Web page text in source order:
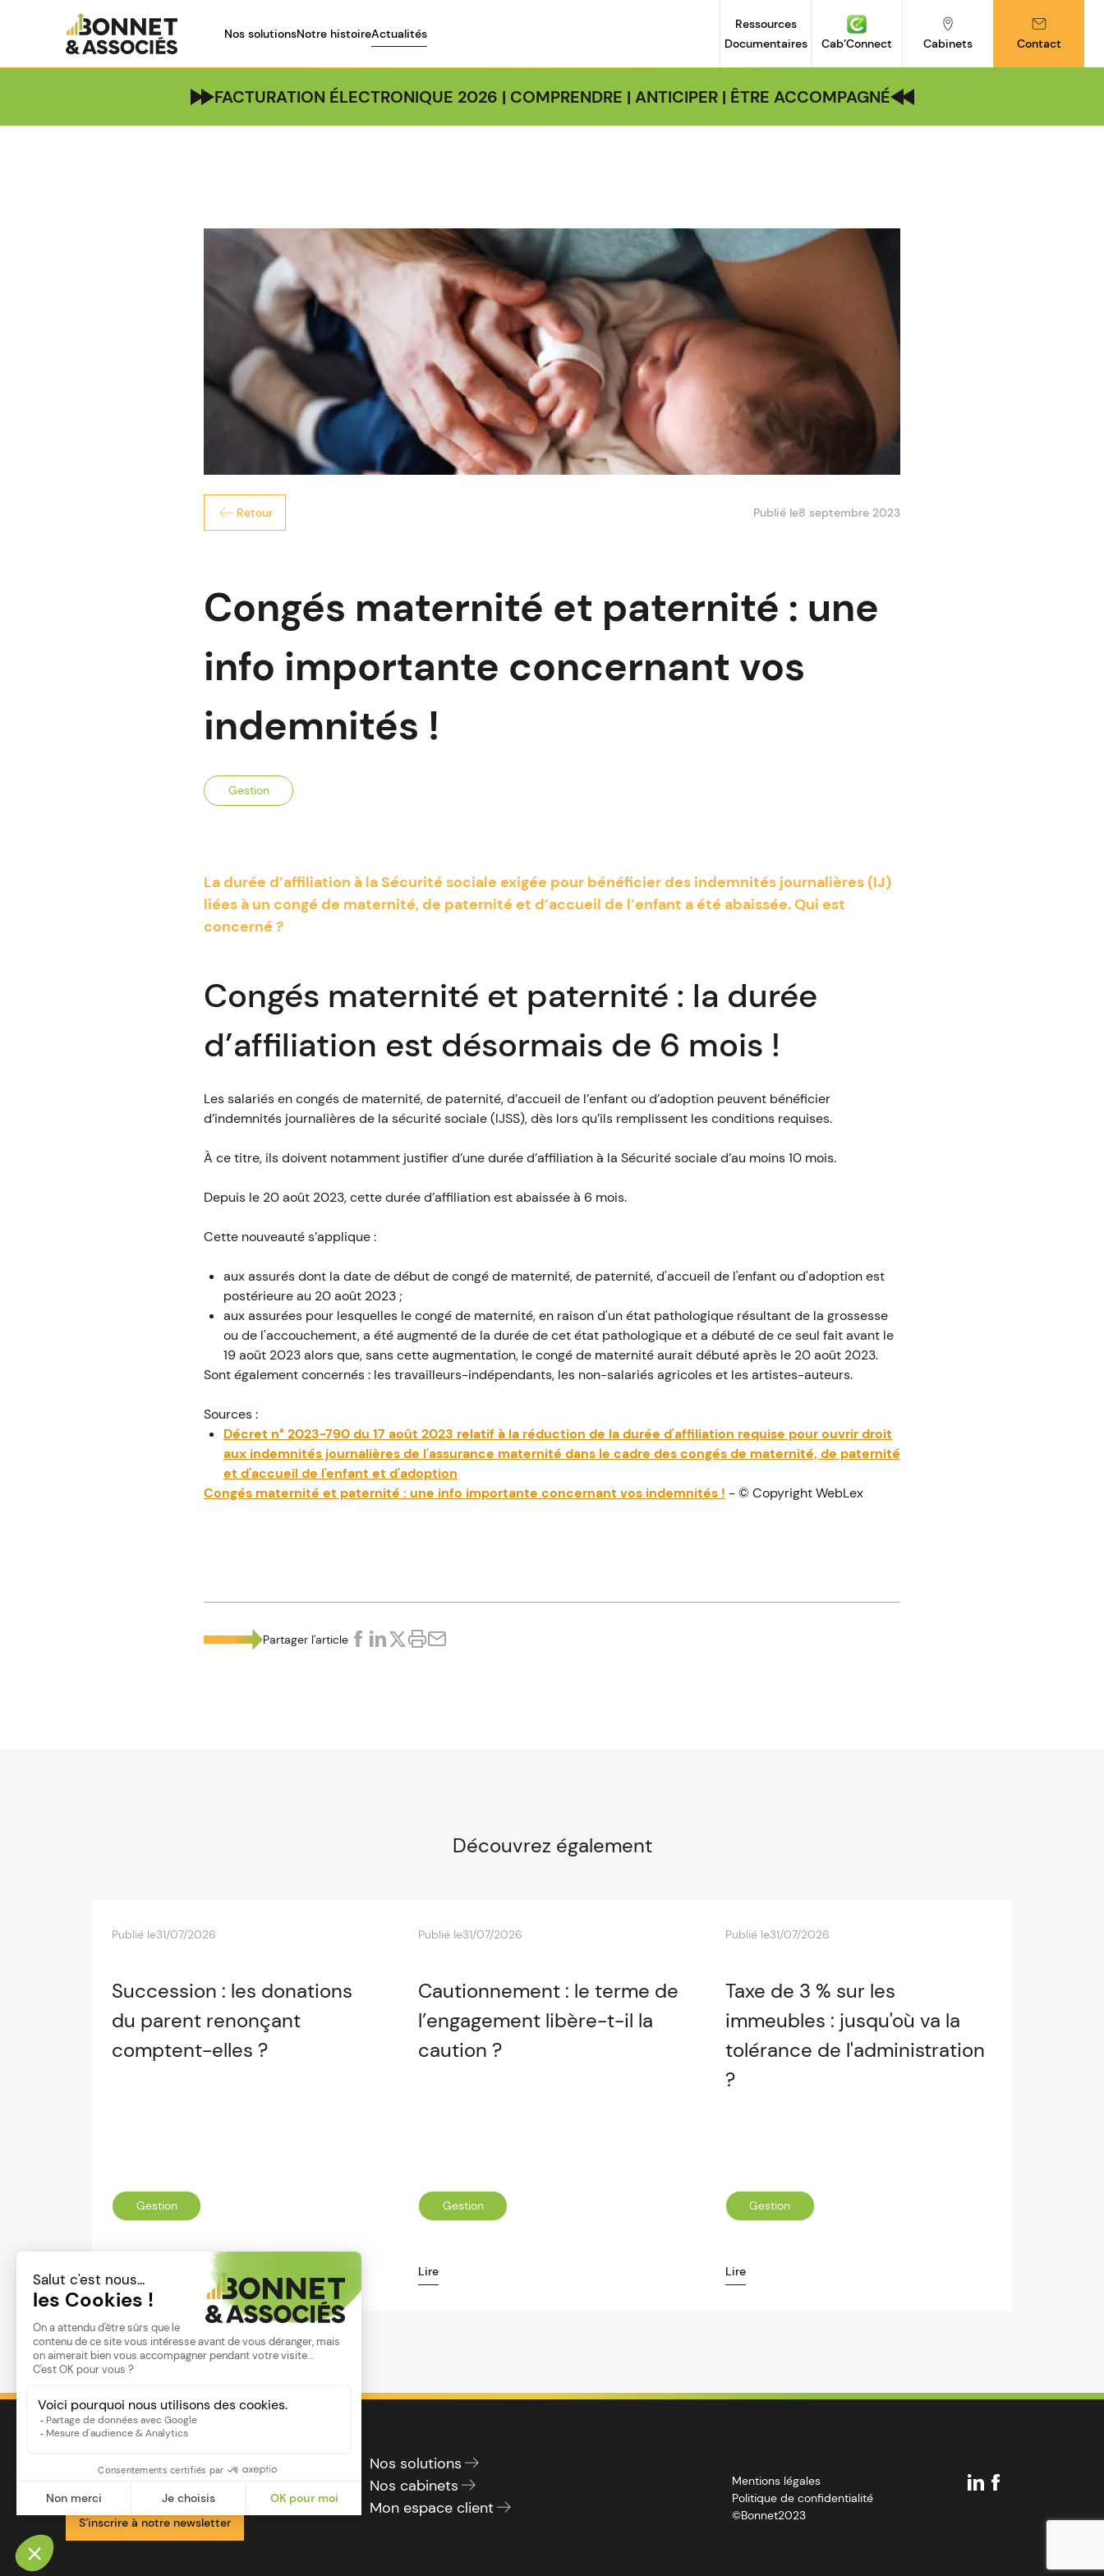
Nos solutionsNotre histoireActualités
Ressources
Documentaires
Cab’Connect Cabinets Contact
FACTURATION ÉLECTRONIQUE 2026 | COMPRENDRE | ANTICIPER | ÊTRE ACCOMPAGNÉ
Retour Publié le8 septembre 2023
Congés maternité et paternité : une
info importante concernant vos
indemnités !
Gestion
La durée d’affiliation à la Sécurité sociale exigée pour bénéficier des indemnités journalières (IJ)
liées à un congé de maternité, de paternité et d’accueil de l’enfant a été abaissée. Qui est
concerné ?
Congés maternité et paternité : la durée
d’affiliation est désormais de 6 mois !
Les salariés en congés de maternité, de paternité, d’accueil de l’enfant ou d’adoption peuvent bénéficier
d’indemnités journalières de la sécurité sociale (IJSS), dès lors qu’ils remplissent les conditions requises.
À ce titre, ils doivent notamment justifier d’une durée d’affiliation à la Sécurité sociale d’au moins 10 mois.
Depuis le 20 août 2023, cette durée d’affiliation est abaissée à 6 mois.
Cette nouveauté s’applique :
aux assurés dont la date de début de congé de maternité, de paternité, d'accueil de l'enfant ou d'adoption est
postérieure au 20 août 2023 ;
aux assurées pour lesquelles le congé de maternité, en raison d'un état pathologique résultant de la grossesse
ou de l'accouchement, a été augmenté de la durée de cet état pathologique et a débuté de ce seul fait avant le
19 août 2023 alors que, sans cette augmentation, le congé de maternité aurait débuté après le 20 août 2023.
Sont également concernés : les travailleurs-indépendants, les non-salariés agricoles et les artistes-auteurs.
Sources :
Décret n° 2023-790 du 17 août 2023 relatif à la réduction de la durée d'affiliation requise pour ouvrir droit
aux indemnités journalières de l'assurance maternité dans le cadre des congés de maternité, de paternité
et d'accueil de l'enfant et d'adoption
Congés maternité et paternité : une info importante concernant vos indemnités ! - © Copyright WebLex
Partager l'article
Découvrez également
Publié le31/07/2026
Succession : les donations
du parent renonçant
comptent-elles ?
Gestion
Publié le31/07/2026
Cautionnement : le terme de
l’engagement libère-t-il la
caution ?
Gestion
Lire
Publié le31/07/2026
Taxe de 3 % sur les
immeubles : jusqu'où va la
tolérance de l'administration
?
Gestion
Lire
Ensemble pour votre réussite
S’inscrire à notre newsletter
Nos solutions
Nos cabinets
Mon espace client
Mentions légales
Politique de confidentialité
©Bonnet2023